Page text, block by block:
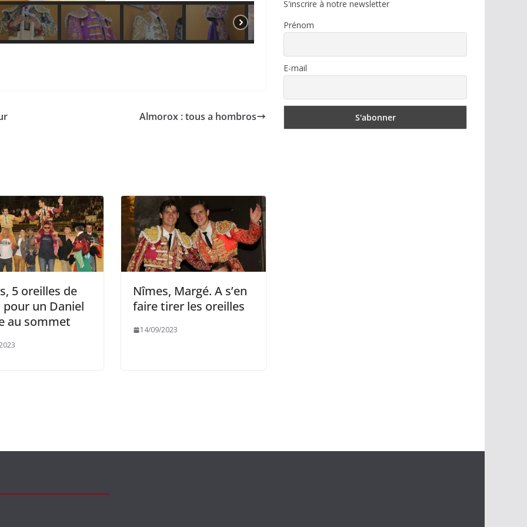
Almorox : tous a hombros
5 oreilles de
pour un Daniel
au sommet
Nîmes, Margé. A s’en
faire tirer les oreilles
14/09/2023
S'inscrire à notre newsletter
Prénom
E-mail